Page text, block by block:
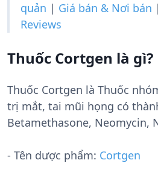
quản | Giá bán & Nơi bán |
Reviews
Thuốc Cortgen là gì?
Thuốc Cortgen là Thuốc
trị mắt, tai mũi họng có
Betamethasone, Neomycin,
- Tên dược phẩm: Cortgen